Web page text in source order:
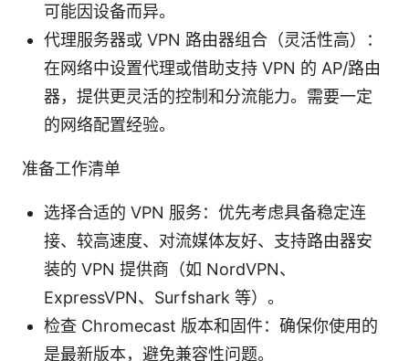
可能因设备而异。
代理服务器或 VPN 路由器组合（灵活性高）：
在网络中设置代理或借助支持 VPN 的 AP/路由
器，提供更灵活的控制和分流能力。需要一定
的网络配置经验。
准备工作清单
选择合适的 VPN 服务：优先考虑具备稳定连
接、较高速度、对流媒体友好、支持路由器安
装的 VPN 提供商（如 NordVPN、
ExpressVPN、Surfshark 等）。
检查 Chromecast 版本和固件：确保你使用的
是最新版本，避免兼容性问题。